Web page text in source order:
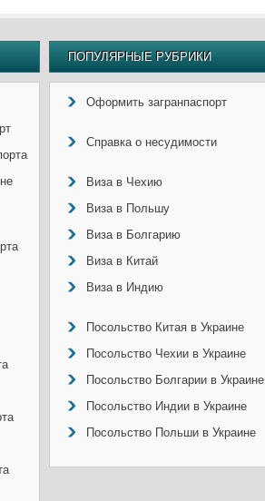
ПОПУЛЯРНЫЕ РУБРИКИ
Оформить загранпаспорт
Справка о несудимости
Виза в Чехию
Виза в Польшу
Виза в Болгарию
Виза в Китай
Виза в Индию
Посольство Китая в Украине
Посольство Чехии в Украине
Посольство Болгарии в Украине
Посольство Индии в Украине
Посольство Польши в Украине